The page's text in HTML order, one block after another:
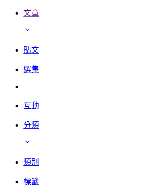
文章
貼文
選集
互動
分類
類別
標籤